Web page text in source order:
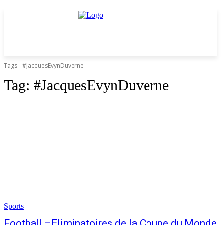
Tags #JacquesEvynDuverne
Tag: #JacquesEvynDuverne
Sports